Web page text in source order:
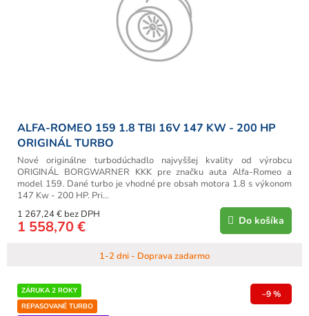
ALFA-ROMEO 159 1.8 TBI 16V 147 KW - 200 HP
ORIGINÁL TURBO
1-2 dni - Doprava zadarmo
1 267,24 € bez DPH
1 558,70 € Do košíka
Nové originálne turbodúchadlo najvyššej kvality od výrobcu
ORIGINÁL BORGWARNER KKK pre značku auta Alfa-Romeo a
model 159. Dané turbo je vhodné pre obsah motora 1.8 s výkonom
147 Kw - 200 HP. Pri...
ZÁRUKA 2 ROKY
REPASOVANÉ TURBO
–9 %